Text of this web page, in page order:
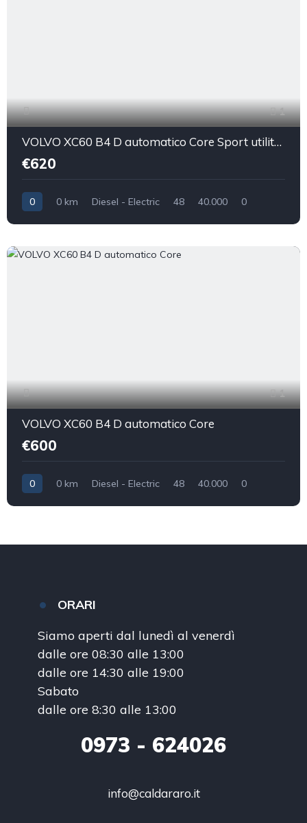
1
VOLVO XC60 B4 D automatico Core Sport utility vehicle 5-door (Euro 6D)
€620
0 0 km Diesel - Electric 48 40.000 0
1
VOLVO XC60 B4 D automatico Core
€600
0 0 km Diesel - Electric 48 40.000 0
ORARI
Siamo aperti dal lunedì al venerdì
dalle ore 08:30 alle 13:00
dalle ore 14:30 alle 19:00
Sabato
dalle ore 8:30 alle 13:00
0973 - 624026
info@caldararo.it